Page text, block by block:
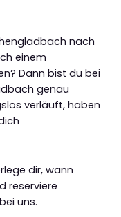
nach
einem
Dann bist du bei
genau
verläuft, haben
dir, wann
reserviere
uns.